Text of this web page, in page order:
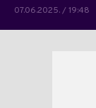
07.06.2025. / 19:48